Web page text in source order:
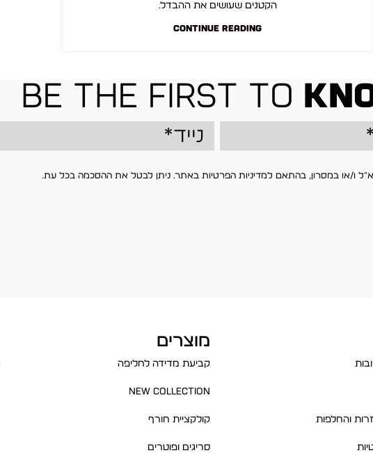
הקטנים שעושים את ההבדל.
CONTINUE READING
be the first to
והחלפות
מוצרים
קביעת מדידה לחליפה
New Collection
קולקציית חורף
סריגים ופוטרים